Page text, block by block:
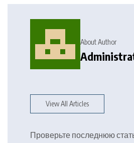
About Author
View All Articles
Проверьте последнюю